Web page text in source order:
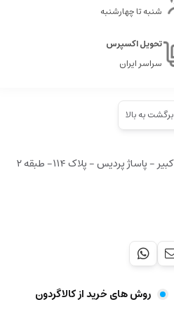
شنبه تا چهارشنبه
تحویل اکسپرس
سراسر ایران
برگشت به بالا
سه راه امین حضور - خیابان امیر کبیر - پاساژ پردیس - پلاک ۱۱۴- طبقه ۲
روش های خرید از کالاگردون